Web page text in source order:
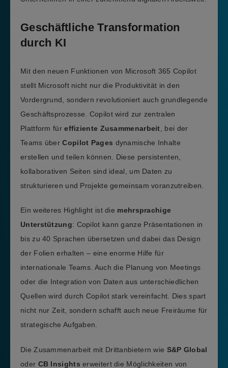
Geschäftliche Transformation
durch KI
Mit den neuen Funktionen von Microsoft 365 Copilot
stellt Microsoft nicht nur die Produktivität in den
Vordergrund, sondern revolutioniert auch grundlegende
Geschäftsprozesse. Copilot wird zur zentralen
Plattform füreffiziente Zusammenarbeit , bei der
Teams überCopilot Pages dynamische Inhalte
erstellen und teilen können. Diese persistenten,
kollaborativen Seiten sind ideal, um Daten zu
strukturieren und Projekte gemeinsam voranzutreiben.
Ein weiteres Highlight ist die mehrsprachige
Unterstützung: Copilot kann ganze Präsentationen in
bis zu 40 Sprachen übersetzen und dabei das Design
der Folien erhalten – eine enorme Hilfe für
internationale Teams. Auch die Planung von Meetings
oder die Integration von Daten aus unterschiedlichen
Quellen wird durch Copilot stark vereinfacht. Dies spart
nicht nur Zeit, sondern schafft auch neue Freiräume für
strategische Aufgaben.
Die Zusammenarbeit mit Drittanbietern wie S&P Global
oder CB Insights erweitert die Möglichkeiten von